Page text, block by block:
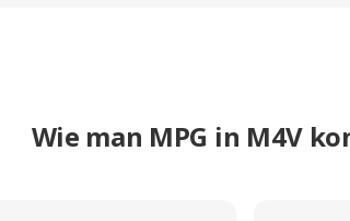
Wie man MPG in M4V